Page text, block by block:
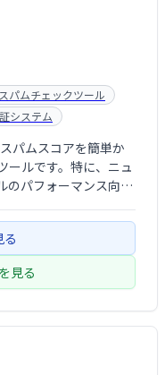
スパムチェックツール
システム
パムスコアを簡単か
ールです。特に、ニュ
のパフォーマンス向上
る
見る